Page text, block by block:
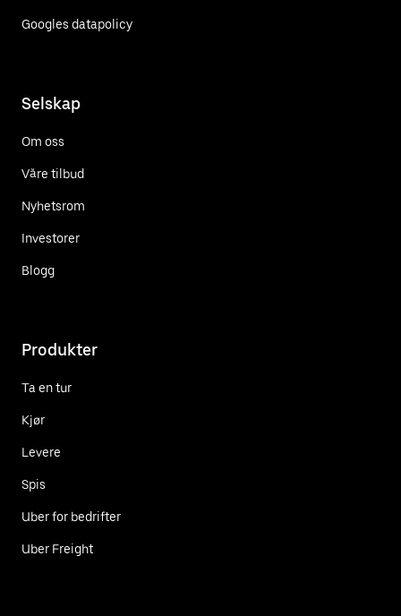
Googles datapolicy
Selskap
Om oss
Våre tilbud
Nyhetsrom
Investorer
Blogg
Produkter
Ta en tur
Kjør
Levere
Spis
Uber for bedrifter
Uber Freight